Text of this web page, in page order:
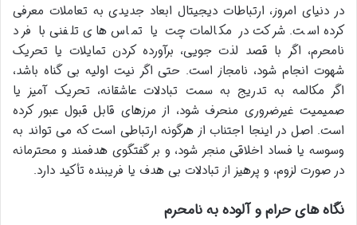
در دنیای امروز، ارتباطات دیجیتال ابعاد جدیدی به تعاملات معرفی
کرده است. شرکت در مکالمات چت یا تماس های تلفنی با فرد
نامحرم، اگر با قصد لذت جویی، برآورده کردن تمایلات یا تحریک
شهوت انجام شود، نامجاز است. حتی اگر نیت اولیه بی گناه باشد،
اگر مکالمه به تدریج به سمت تبادلات عاشقانه، تحریک آمیز یا
صمیمیت غیرضروری منحرف شود، از مرزهای قابل قبول عبور کرده
است. اصل در اینجا اجتناب از هرگونه ارتباطی است که می تواند به
وسوسه یا فساد اخلاقی منجر شود، و بر گفتگوی هدفمند و محترمانه
در صورت لزوم، و پرهیز از تبادلات بی هدف یا فریبنده تأکید دارد.
نگاه های حرام و آلوده به نامحرم